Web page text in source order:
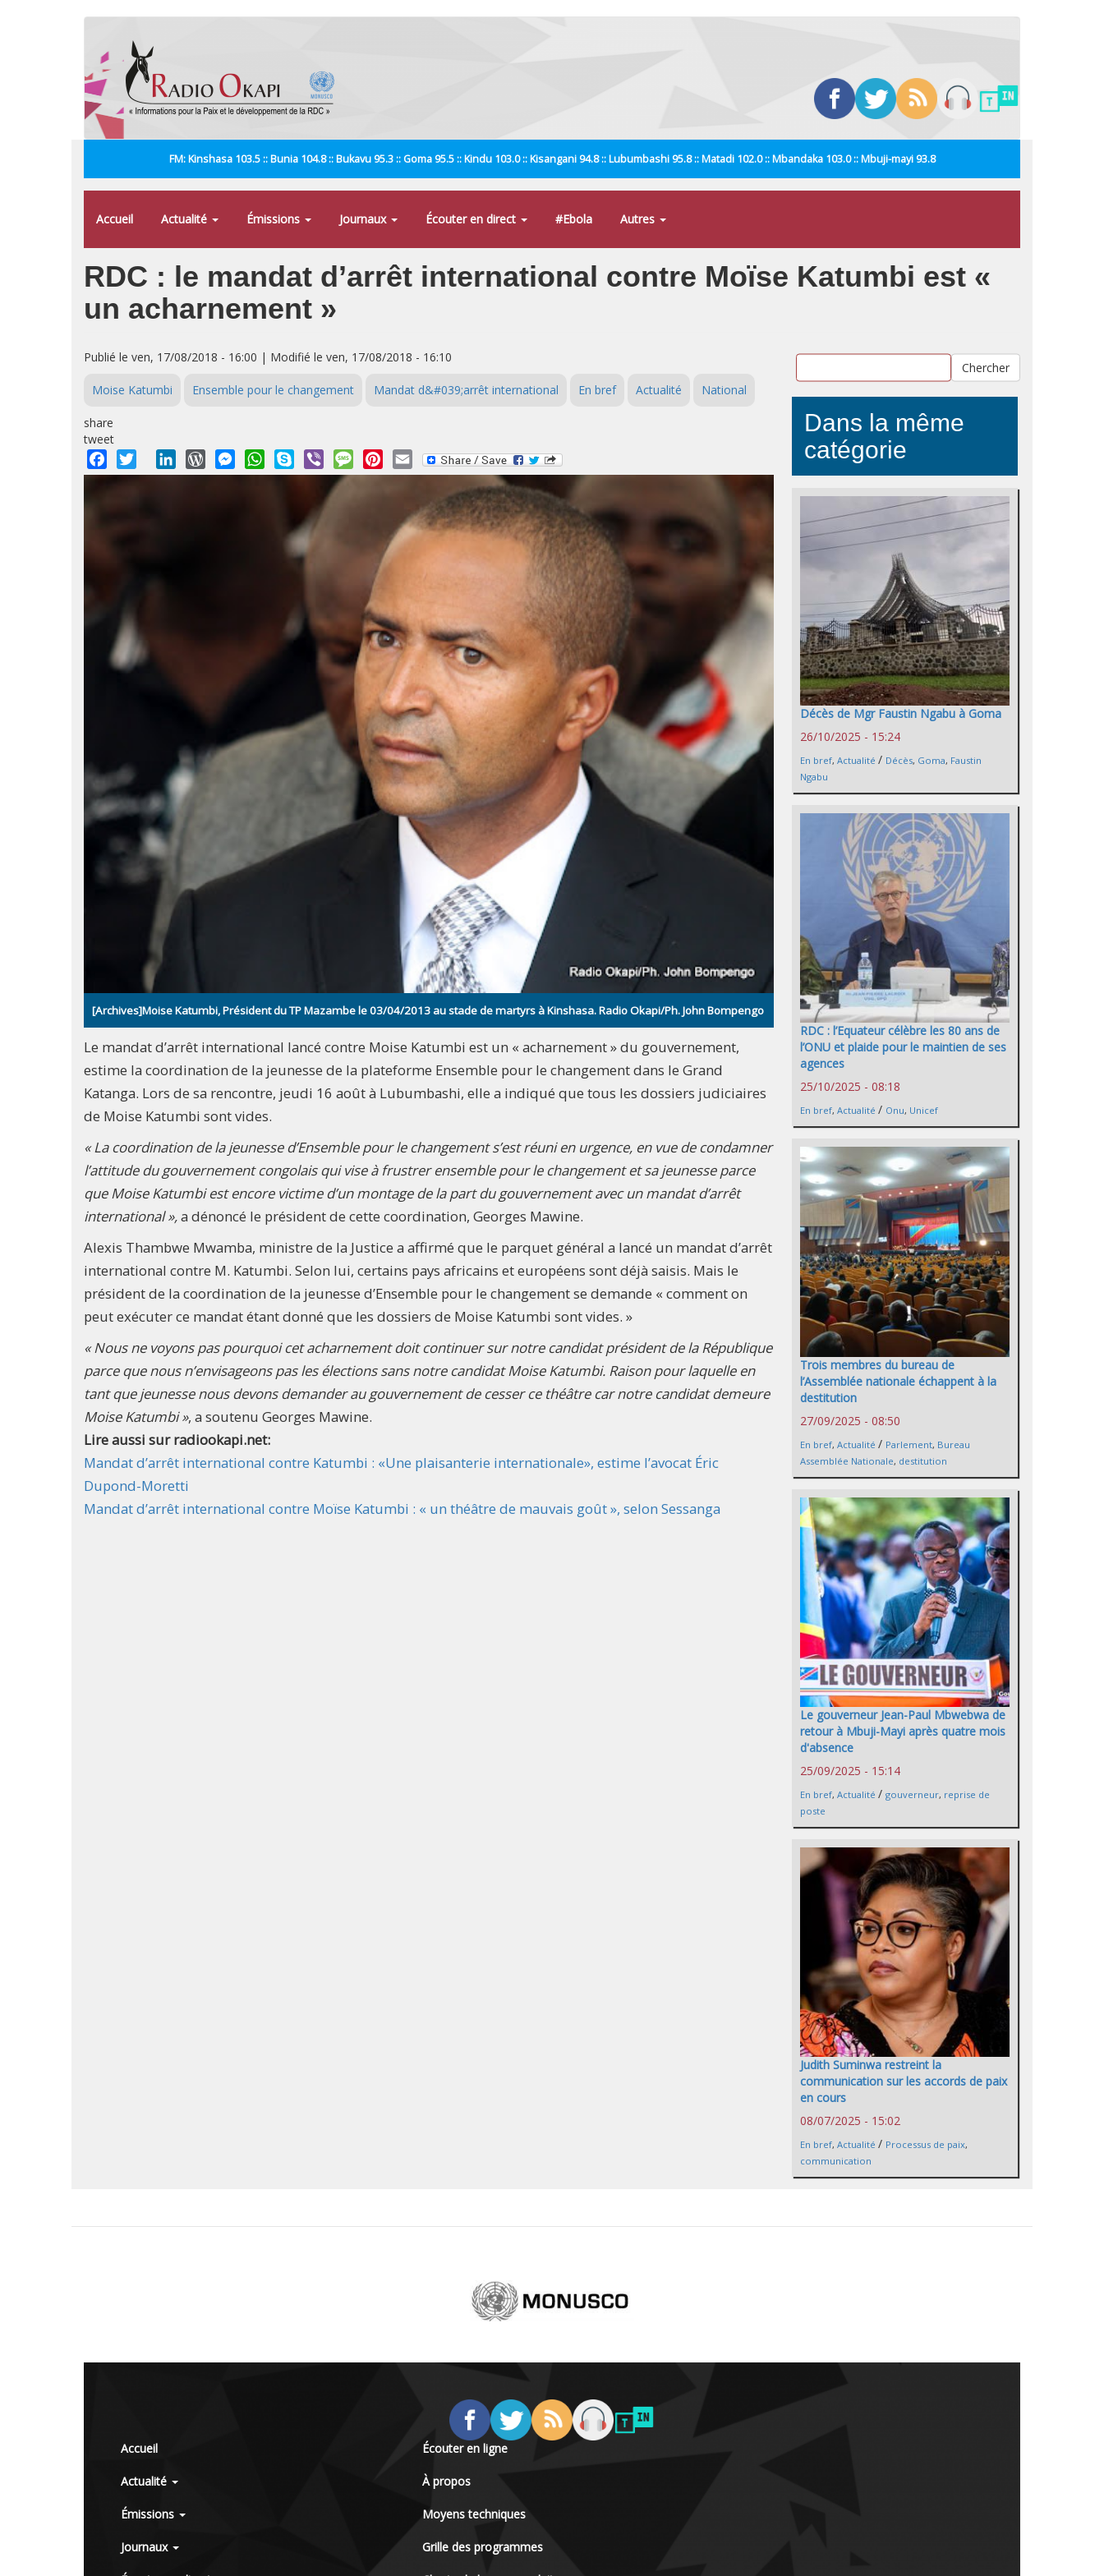
FM: Kinshasa 103.5 :: Bunia 104.8 :: Bukavu 95.3 :: Goma 95.5 :: Kindu 103.0 :: Kisangani 94.8 :: Lubumbashi 95.8 :: Matadi 102.0 :: Mbandaka 103.0 :: Mbuji-mayi 93.8
Accueil Actualité Émissions Journaux Écouter en direct #Ebola Autres
RDC : le mandat d’arrêt international contre Moïse Katumbi est «
un acharnement »
Publié le ven, 17/08/2018 - 16:00 | Modifié le ven, 17/08/2018 - 16:10
Moise Katumbi Ensemble pour le changement Mandat d&#039;arrêt international En bref Actualité National
share
tweet
Facebook
Twitter LinkedInWordPressMessengerWhatsApp
Skype Viber MessagePinterest
Email
[Archives]Moise Katumbi, Président du TP Mazambe le 03/04/2013 au stade de martyrs à Kinshasa. Radio Okapi/Ph. John Bompengo
Le mandat d’arrêt international lancé contre Moise Katumbi est un « acharnement » du gouvernement,
estime la coordination de la jeunesse de la plateforme Ensemble pour le changement dans le Grand
Katanga. Lors de sa rencontre, jeudi 16 août à Lubumbashi, elle a indiqué que tous les dossiers judiciaires
de Moise Katumbi sont vides.
« La coordination de la jeunesse d’Ensemble pour le changement s’est réuni en urgence, en vue de condamner
l’attitude du gouvernement congolais qui vise à frustrer ensemble pour le changement et sa jeunesse parce
que Moise Katumbi est encore victime d’un montage de la part du gouvernement avec un mandat d’arrêt
international »,a dénoncé le président de cette coordination, Georges Mawine.
Alexis Thambwe Mwamba, ministre de la Justice a affirmé que le parquet général a lancé un mandat d’arrêt
international contre M. Katumbi. Selon lui, certains pays africains et européens sont déjà saisis. Mais le
président de la coordination de la jeunesse d’Ensemble pour le changement se demande « comment on
peut exécuter ce mandat étant donné que les dossiers de Moise Katumbi sont vides. »
« Nous ne voyons pas pourquoi cet acharnement doit continuer sur notre candidat président de la République
parce que nous n’envisageons pas les élections sans notre candidat Moise Katumbi. Raison pour laquelle en
tant que jeunesse nous devons demander au gouvernement de cesser ce théâtre car notre candidat demeure
Moise Katumbi », a soutenu Georges Mawine.
Lire aussi sur radiookapi.net:
Mandat d’arrêt international contre Katumbi : «Une plaisanterie internationale», estime l’avocat Éric
Dupond-Moretti
Mandat d’arrêt international contre Moïse Katumbi : « un théâtre de mauvais goût », selon Sessanga
Chercher
Dans la même
catégorie
Décès de Mgr Faustin Ngabu à Goma
26/10/2025 - 15:24
En bref, Actualité / Décès, Goma, Faustin
Ngabu
RDC : l’Equateur célèbre les 80 ans de
l’ONU et plaide pour le maintien de ses
agences
25/10/2025 - 08:18
En bref, Actualité / Onu, Unicef
Trois membres du bureau de
l’Assemblée nationale échappent à la
destitution
27/09/2025 - 08:50
En bref, Actualité / Parlement, Bureau
Assemblée Nationale, destitution
Le gouverneur Jean-Paul Mbwebwa de
retour à Mbuji-Mayi après quatre mois
d'absence
25/09/2025 - 15:14
En bref, Actualité / gouverneur, reprise de
poste
Judith Suminwa restreint la
communication sur les accords de paix
en cours
08/07/2025 - 15:02
En bref, Actualité / Processus de paix,
communication
Accueil
Actualité
Émissions
Journaux
Écouter en ligne
À propos
Moyens techniques
Grille des programmes